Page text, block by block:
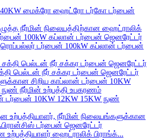
மைக்ரோ ஹைட்ரோ டர்கோ டர்பைன்
டர்பைன் 100kW கப்லான் டர்பைன்
பெல்டன் நீர் சக்கர டர்பைன் ஜெனரேட்டர்
டர்பைன் 10KW 12KW 15KW நுண்
உற்பத்தியாளர் ஹைட்ராலிக் பிராங்க்...